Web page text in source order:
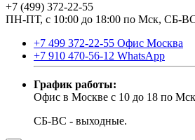
+7 (499) 372-22-55
ПН-ПТ, с 10:00 до 18:00 по Мск, СБ-
+7 499 372-22-55 Офис Москва
+7 910 470-56-12 WhatsApp
График работы:
Офис в Москве с 10 до 18 по
СБ-ВС - выходные.